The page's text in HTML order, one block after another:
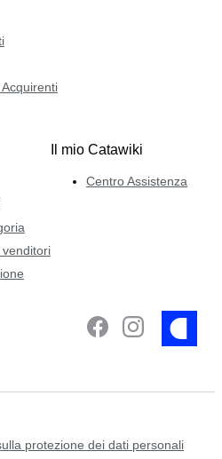
venditori
Il mio Catawiki
Centro Assistenza
protezione dei dati personali